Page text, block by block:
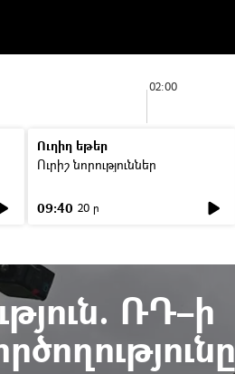
02:00
Ուղիղ եթեր
Ուրիշ նորություններ
09:40 20 ր
ՌԴ–ի